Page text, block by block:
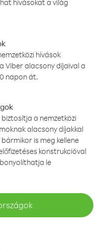
hívásokat a világ
hívások
Viber alacsony díjaival a
napon át.
a nemzetközi
alacsony díjakkal
is meg kellene
konstrukcióval
le